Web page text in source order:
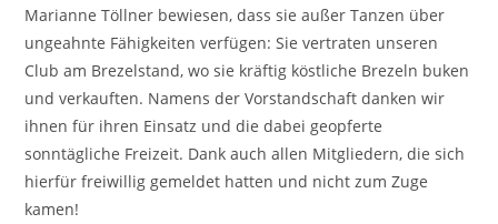
Marianne Töllner bewiesen, dass sie außer Tanzen über
ungeahnte Fähigkeiten verfügen: Sie vertraten unseren
Club am Brezelstand, wo sie kräftig köstliche Brezeln buken
und verkauften. Namens der Vorstandschaft danken wir
ihnen für ihren Einsatz und die dabei geopferte
sonntägliche Freizeit. Dank auch allen Mitgliedern, die sich
hierfür freiwillig gemeldet hatten und nicht zum Zuge
kamen!